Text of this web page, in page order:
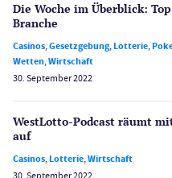
Die Woche im Überblick:
Branche
Casinos,Gesetzgebung,Lotterie,
Wetten,Wirtschaft
30. September 2022
WestLotto-Podcast räumt
auf
Casinos,Lotterie,Wirtschaft